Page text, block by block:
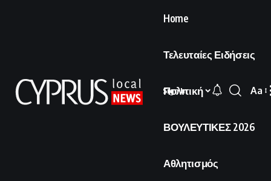
Home
Τελευταίες Ειδήσεις
Πολιτική
ΒΟΥΛΕΥΤΙΚΕΣ 2026
Αθλητισμός
Sign In
Font
Aa